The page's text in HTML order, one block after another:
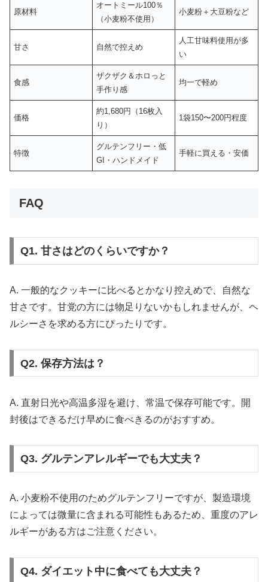
原材料
オートミール100％
（小麦粉不使用）
小麦粉＋大豆粉など
甘さ 自然で控えめ
人工甘味料使用が多
い
食感
ザクザク＆ホロっと
手作り感
均一で軽め
価格
約1,680円（16枚入
り）
1袋150〜200円程度
特徴
グルテンフリー・低
GI・ハンドメイド
手軽に買える・安価
FAQ
Q1. 甘さはどのくらいですか？
A. 一般的なクッキーに比べるとかなり控えめで、自然な
甘さです。甘党の方には物足りないかもしれませんが、ヘ
ルシーさを求める方にぴったりです。
Q2. 保存方法は？
A. 直射日光や高温多湿を避け、常温で保存可能です。開
封後はできるだけ早めに食べきるのがおすすめ。
Q3. グルテンアレルギーでも大丈夫？
A. 小麦粉不使用のためグルテンフリーですが、製造環境
によっては微量に含まれる可能性もあるため、重度のアレ
ルギーがある方はご注意ください。
Q4. ダイエット中に食べても大丈夫？